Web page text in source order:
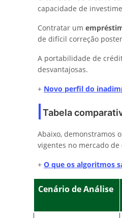
capacidade de
Contratar um
de difícil correção
A portabilidade de
desvantajosas.
+ Novo perfil do
Tabela
Abaixo, demonstramos
vigentes no mercado
+ O que os algoritmos
Cenário de Análise